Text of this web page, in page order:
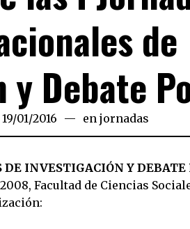
de
y Debate
19/01/2016 19/01/2016
en jornadas
INVESTIGACIÓN Y DEBATE
Facultad de Ciencias